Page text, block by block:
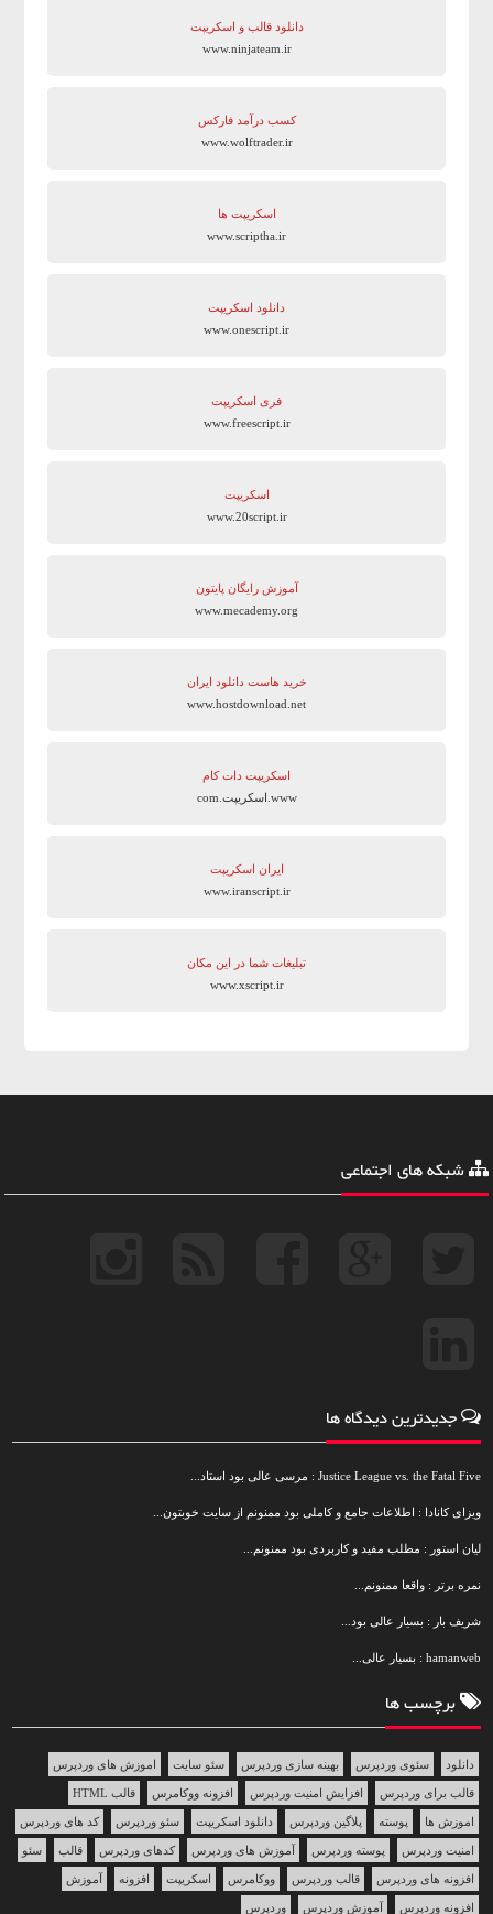
دانلود قالب و اسکریپت
www.ninjateam.ir
کسب درآمد فارکس
www.wolftrader.ir
اسکریپت ها
www.scriptha.ir
دانلود اسکریپت
www.onescript.ir
فری اسکریپت
www.freescript.ir
اسکریپت
www.20script.ir
آموزش رایگان پایتون
www.mecademy.org
خرید هاست دانلود ایران
www.hostdownload.net
اسکریپت دات کام
www.اسکریپت.com
ایران اسکریپت
www.iranscript.ir
تبلیغات شما در این مکان
www.xscript.ir
شبکه های اجتماعی
جدیدترین دیدگاه ها
Justice League vs. the Fatal Five : مرسی عالی بود استاد...
ویزای کانادا : اطلاعات جامع و کاملی بود ممنونم از سایت خوبتون...
لیان استور : مطلب مفید و کاربردی بود ممنونم...
نمره برتر : واقعا ممنونم...
شریف بار : بسیار عالی بود...
hamanweb : بسیار عالی...
برچسب ها
دانلود سئوی وردپرس بهینه سازی وردپرس سئو سایت اموزش های وردپرس
قالب برای وردپرس افزایش امنیت وردپرس افزونه ووکامرس قالب HTML
اموزش ها پوسته پلاگین وردپرس دانلود اسکریپت سئو وردپرس کد های وردپرس
امنیت وردپرس پوسته وردپرس آموزش های وردپرس کدهای وردپرس قالب سئو
افزونه های وردپرس قالب وردپرس ووکامرس اسکریپت افزونه آموزش
افزونه وردپرس آموزش وردپرس وردپرس